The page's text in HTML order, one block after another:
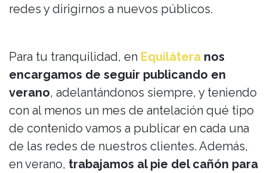
redes y dirigirnos a nuevos públicos.
Para tu tranquilidad, en Equilátera nos
encargamos de seguir publicando en
verano, adelantándonos siempre, y teniendo
con al menos un mes de antelación qué tipo
de contenido vamos a publicar en cada una
de las redes de nuestros clientes. Además,
en verano, trabajamos al pie del cañón para